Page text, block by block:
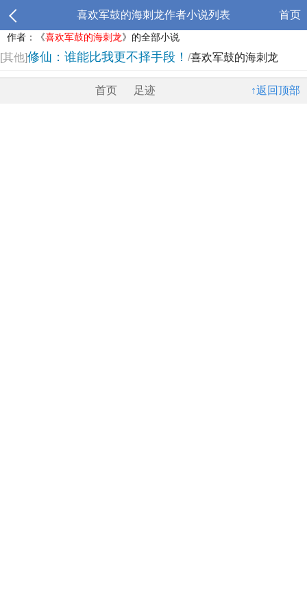
喜欢军鼓的海刺龙作者小说列表 首页
作者：《喜欢军鼓的海刺龙》的全部小说
[其他]修仙：谁能比我更不择手段！ /喜欢军鼓的海刺龙
↑返回顶部
首页 足迹